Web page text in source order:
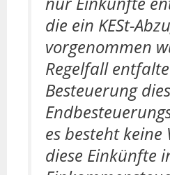
die ein KESt-
vorgenommen
Regelfall
Besteuerung
es besteht
diese Einkünfte